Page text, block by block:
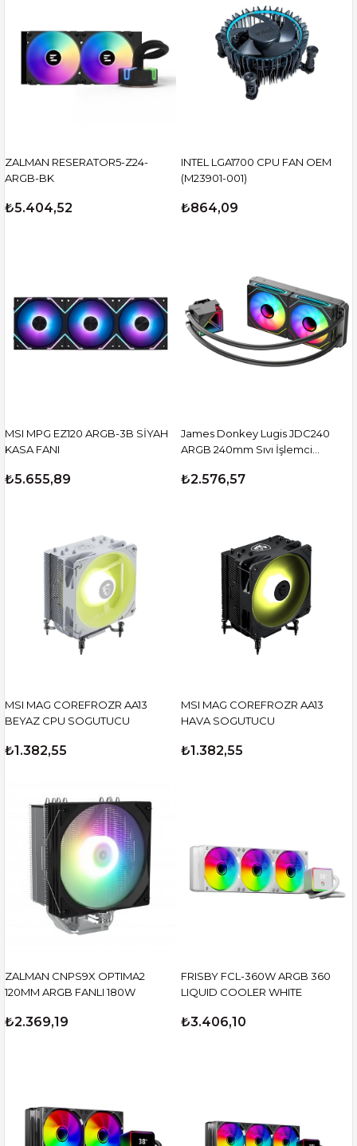
ZALMAN RESERATOR5-Z24-
ARGB-BK
₺5.404,52
INTEL LGA1700 CPU FAN OEM
(M23901-001)
₺864,09
MSI MPG EZ120 ARGB-3B SİYAH
KASA FANI
₺5.655,89
James Donkey Lugis JDC240
ARGB 240mm Sıvı İşlemci
Uyumlu
₺2.576,57
MSI MAG COREFROZR AA13
BEYAZ CPU SOGUTUCU
₺1.382,55
MSI MAG COREFROZR AA13
HAVA SOGUTUCU
₺1.382,55
ZALMAN CNPS9X OPTIMA2
120MM ARGB FANLI 180W
₺2.369,19
FRISBY FCL-360W ARGB 360
LIQUID COOLER WHITE
₺3.406,10